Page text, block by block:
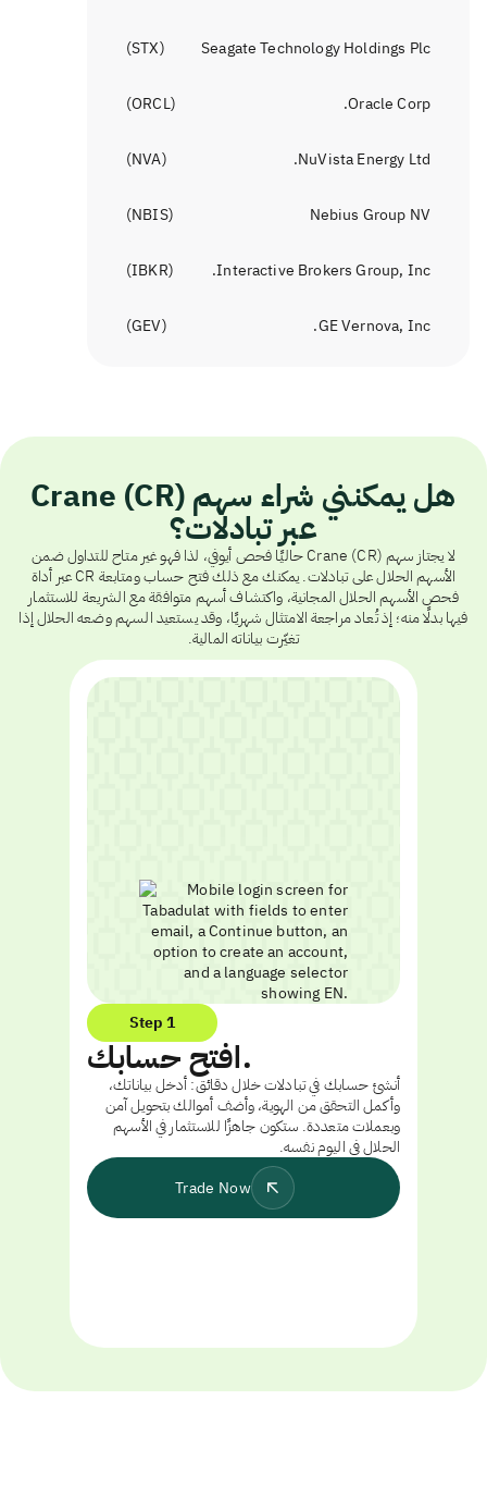
Seagate Technology Holdings Plc
(
STX
)
Oracle Corp.
(
ORCL
)
NuVista Energy Ltd.
(
NVA
)
Nebius Group NV
(
NBIS
)
Interactive Brokers Group, Inc.
(
IBKR
)
GE Vernova, Inc.
(
GEV
)
هل يمكنني شراء سهم Crane (CR)
عبر تبادلات؟
لا يجتاز سهم Crane (CR) حاليًا فحص أيوفي، لذا فهو غير متاح للتداول ضمن
الأسهم الحلال على تبادلات. يمكنك مع ذلك فتح حساب ومتابعة CR عبر أداة
فحص الأسهم الحلال المجانية، واكتشاف أسهم متوافقة مع الشريعة للاستثمار
فيها بدلًا منه؛ إذ تُعاد مراجعة الامتثال شهريًا، وقد يستعيد السهم وضعه الحلال إذا
تغيّرت بياناته المالية.
Step 1
افتح حسابك.
أنشئ حسابك في تبادلات خلال دقائق: أدخل بياناتك،
وأكمل التحقق من الهوية، وأضف أموالك بتحويل آمن
وبعملات متعددة. ستكون جاهزًا للاستثمار في الأسهم
الحلال في اليوم نفسه.
Trade Now